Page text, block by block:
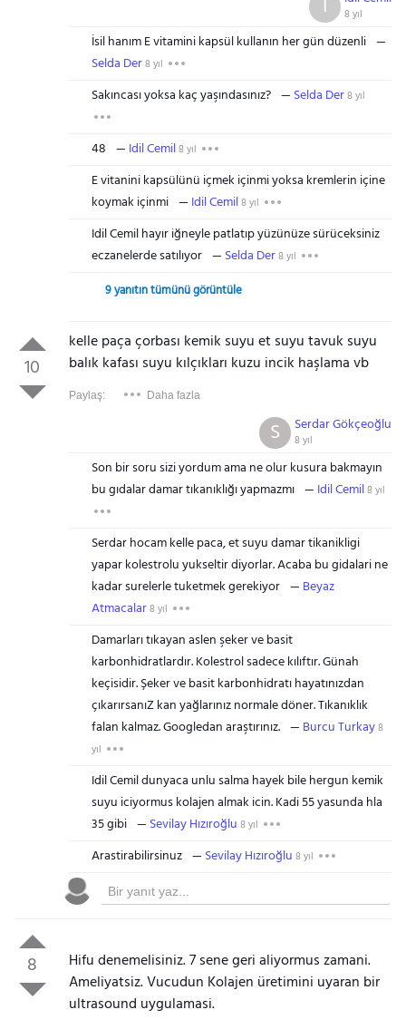
8 yıl
I
İsil hanım E vitamini kapsül kullanın her gün düzenli
Selda Der8 yıl
Sakıncası yoksa kaç yaşındasınız? Selda Der8 yıl
48 Idil Cemil8 yıl
E vitanini kapsülünü içmek içinmi yoksa kremlerin içine
koymak içinmi
Idil Cemil8 yıl
Idil Cemil hayır iğneyle patlatıp yüzünüze sürüceksiniz
eczanelerde satılıyor
Selda Der8 yıl
9 yanıtın tümünü görüntüle
10
kelle paça çorbası kemik suyu et suyu tavuk suyu
balık kafası suyu kılçıkları kuzu incik haşlama vb
Paylaş: Daha fazla
Serdar Gökçeoğlu
8 yıl
S
Son bir soru sizi yordum ama ne olur kusura bakmayın
bu gıdalar damar tıkanıklığı yapmazmı
Idil Cemil8 yıl
Serdar hocam kelle paca, et suyu damar tikanikligi
yapar kolestrolu yukseltir diyorlar. Acaba bu gidalari ne
kadar surelerle tuketmek gerekiyor
Beyaz
Atmacalar8 yıl
Damarları tıkayan aslen şeker ve basit
karbonhidratlardır. Kolestrol sadece kılıftır. Günah
keçisidir. Şeker ve basit karbonhidratı hayatınızdan
çıkarırsanıZ kan yağlarınız normale döner. Tıkanıklık
falan kalmaz. Googledan araştırınız.
Burcu Turkay8
yıl
Idil Cemil dunyaca unlu salma hayek bile hergun kemik
suyu iciyormus kolajen almak icin. Kadi 55 yasunda hla
35 gibi
Sevilay Hızıroğlu 8 yıl
Arastirabilirsinuz Sevilay Hızıroğlu 8 yıl
8
Hifu denemelisiniz. 7 sene geri aliyormus zamani.
Ameliyatsiz. Vucudun Kolajen üretimini uyaran bir
ultrasound uygulamasi.